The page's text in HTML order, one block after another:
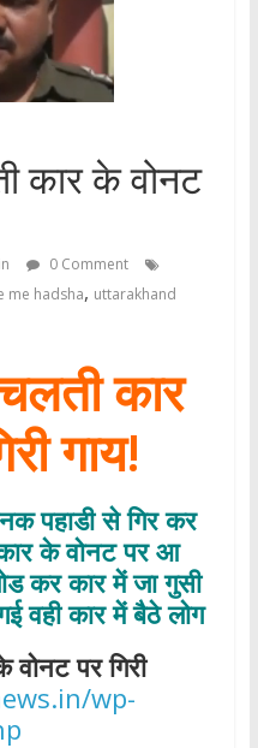
कार के वोनट
0 Comment
me hadsha, uttarakhand
कार
गाय!
पहाडी से गिर कर
के वोनट पर आ
कर कार में जा गुसी
वही कार में बैठे लोग
पर गिरी
wp-